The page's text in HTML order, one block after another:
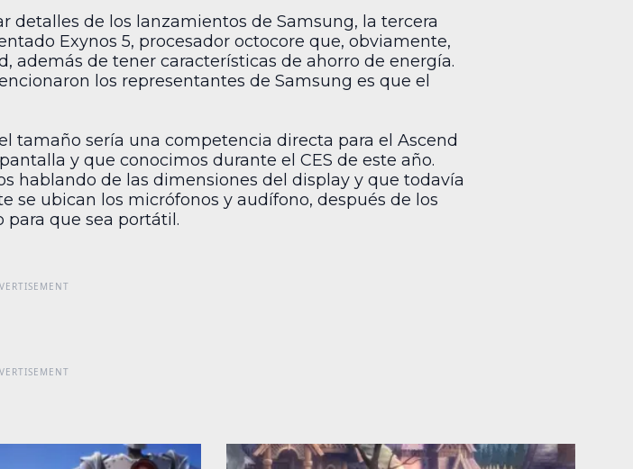
detalles de los lanzamientos de Samsung, la tercera
Exynos 5, procesador octocore que, obviamente,
de tener características de ahorro de energía.
los representantes de Samsung es que el
tamaño sería una competencia directa para el Ascend
y que conocimos durante el CES de este año.
hablando de las dimensiones del display y que todavía
se ubican los micrófonos y audífono, después de los
que sea portátil.